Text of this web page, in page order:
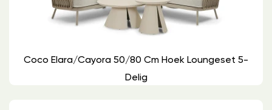
Coco Elara/Cayora 50/80 Cm Hoek Loungeset 5-
Delig